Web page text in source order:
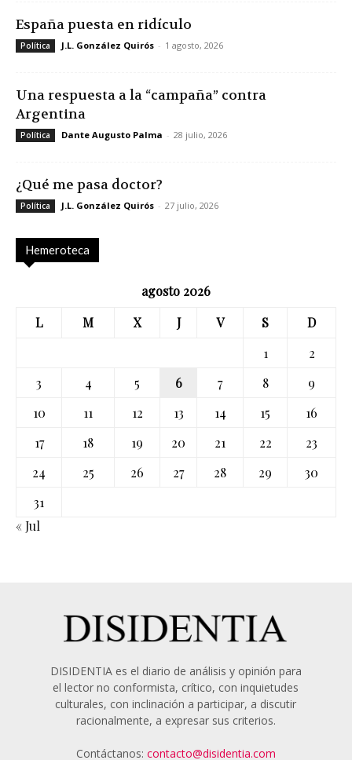
España puesta en ridículo
Política J.L. González Quirós - 1 agosto, 2026
Una respuesta a la “campaña” contra
Argentina
Política Dante Augusto Palma - 28 julio, 2026
¿Qué me pasa doctor?
Política J.L. González Quirós - 27 julio, 2026
Hemeroteca
agosto 2026
L
M X J V S
D
1
2
3
4 5 6 7 8
9
10
11 12 13 14 15
16
17
18 19 20 21 22
23
24
25 26 27 28 29
30
31
« Jul
DISIDENTIA es el diario de análisis y opinión para
el lector no conformista, crítico, con inquietudes
culturales, con inclinación a participar, a discutir
racionalmente, a expresar sus criterios.
Contáctanos: contacto@disidentia.com